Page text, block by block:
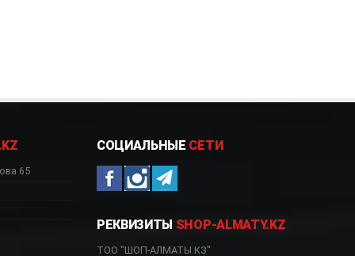
65
СОЦИАЛЬНЫЕ СЕТИ
РЕКВИЗИТЫ SHOP-ALMATY.KZ
ТОО "ШОП-АЛМАТЫ.КЗ"